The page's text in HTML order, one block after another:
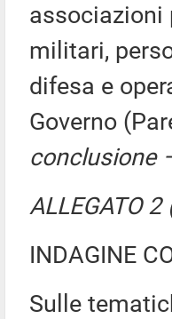
associazioni
militari,
difesa e
Governo
conclusione
ALLEGATO
INDAGINE
Sulle